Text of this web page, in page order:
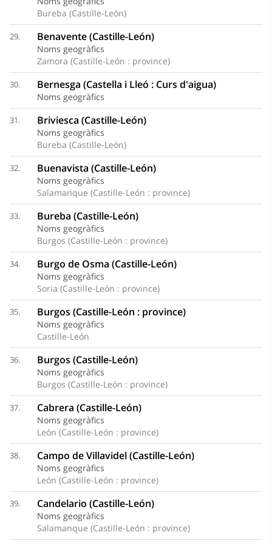
Bureba (Castille-León)
29. Benavente (Castille-León)
Noms geogràfics
Zamora (Castille-León : province)
30. Bernesga (Castella i Lleó : Curs d'aigua)
Noms geogràfics
31. Briviesca (Castille-León)
Noms geogràfics
Bureba (Castille-León)
32. Buenavista (Castille-León)
Noms geogràfics
Salamanque (Castille-León : province)
33. Bureba (Castille-León)
Noms geogràfics
Burgos (Castille-León : province)
34. Burgo de Osma (Castille-León)
Noms geogràfics
Soria (Castille-León : province)
35. Burgos (Castille-León : province)
Noms geogràfics
Castille-León
36. Burgos (Castille-León)
Noms geogràfics
Burgos (Castille-León : province)
37. Cabrera (Castille-León)
Noms geogràfics
León (Castille-León : province)
38. Campo de Villavidel (Castille-León)
Noms geogràfics
León (Castille-León : province)
39. Candelario (Castille-León)
Noms geogràfics
Salamanque (Castille-León : province)